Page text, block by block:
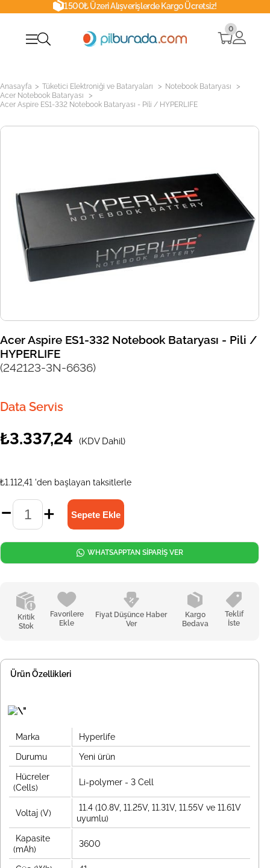
1500₺ Üzeri Alışverişlerde Kargo Ücretsiz!
0
Anasayfa > Tüketici Elektroniği ve Bataryaları > Notebook Bataryası >
Acer Notebook Bataryası >
Acer Aspire ES1-332 Notebook Bataryası - Pili / HYPERLIFE
Acer Aspire ES1-332 Notebook Bataryası - Pili /
HYPERLIFE
(242123-3N-6636)
Data Servis
₺3.337,24 (KDV Dahil)
₺1.112,41 'den başlayan taksitlerle
Kritik
Stok
Favorilere
Ekle
Fiyat Düşünce Haber
Ver
Kargo
Bedava
Teklif
İste
WHATSAPPTAN SİPARİŞ VER
Ürün Özellikleri
Marka Hyperlife
Durumu Yeni ürün
Hücreler
(Cells)
Li-polymer - 3 Cell
Voltaj (V)
11.4 (10.8V, 11.25V, 11.31V, 11.55V ve 11.61V
uyumlu)
Kapasite
(mAh)
3600